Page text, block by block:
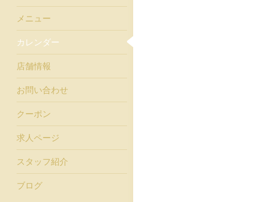
メニュー
カレンダー
店舗情報
お問い合わせ
クーポン
求人ページ
スタッフ紹介
ブログ